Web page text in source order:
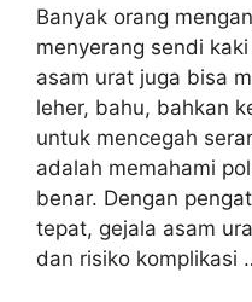
Banyak orang
menyerang sendi
asam urat juga bisa
leher, bahu, bahkan
untuk mencegah
adalah memahami
benar. Dengan
tepat, gejala asam
dan risiko komplikasi